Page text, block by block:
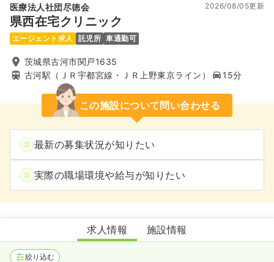
医療法人社団尽徳会
県西在宅クリニック
2026/08/05更新
エージェント求人 託児所 車通勤可
茨城県古河市関戸1635
古河駅（ＪＲ宇都宮線・ＪＲ上野東京ライン）
15分
この施設について問い合わせる
最新の募集状況が知りたい
実際の職場環境や給与が知りたい
県西在宅クリニック
求人情報 施設情報
絞り込む